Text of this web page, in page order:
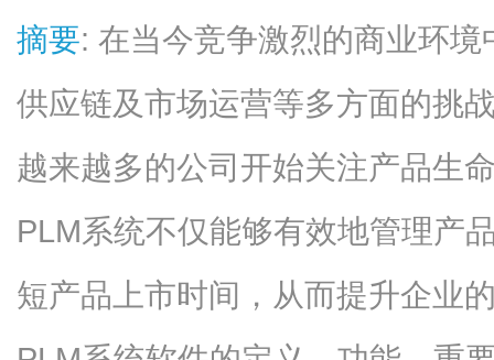
摘要: 在当今竞争激烈的商业环
供应链及市场运营等多方面的挑
越来越多的公司开始关注产品生
PLM系统不仅能够有效地管理产
短产品上市时间，从而提升企业